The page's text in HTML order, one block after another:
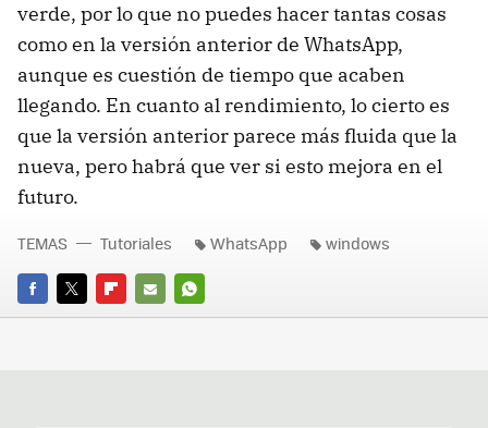
verde, por lo que no puedes hacer tantas cosas
como en la versión anterior de WhatsApp,
aunque es cuestión de tiempo que acaben
llegando. En cuanto al rendimiento, lo cierto es
que la versión anterior parece más fluida que la
nueva, pero habrá que ver si esto mejora en el
futuro.
FACEBOOK
TWITTERFLIPBOARD
E-
WHATSAPP
TEMAS Tutoriales WhatsApp windows